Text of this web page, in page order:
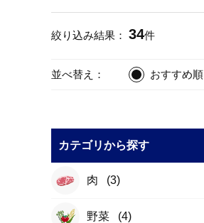
絞り込み結果： 34件
並べ替え： おすすめ順
カテゴリから探す
肉 (3)
野菜 (4)